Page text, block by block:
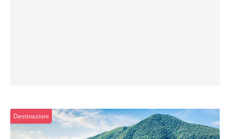
Destinazioni